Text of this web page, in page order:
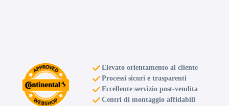
ET35 4x98
Foro centrale: 58.1mm
Esaurito
Elevato orientamento al cliente
Processi sicuri e trasparenti
Eccellente servizio post-vendita
Centri di montaggio affidabili